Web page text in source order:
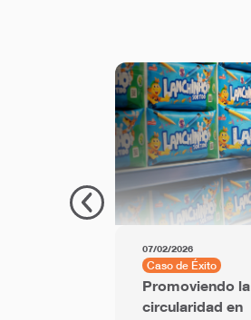
07/02/2026
Caso de Éxito
Promoviendo la
circularidad en